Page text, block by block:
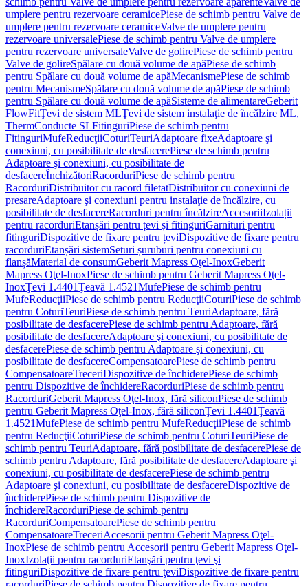
umplere pentru rezervoare ceramicePiese de schimb pentru Valve de
umplere pentru rezervoare ceramiceValve de umplere pentru
rezervoare universalePiese de schimb pentru Valve de umplere
pentru rezervoare universaleValve de golirePiese de schimb pentru
Valve de golireSpălare cu două volume de apăPiese de schimb
pentru Spălare cu două volume de apăMecanismePiese de schimb
pentru MecanismeSpălare cu două volume de apăPiese de schimb
pentru Spălare cu două volume de apăSisteme de alimentareGeberit
FlowFitŢevi de sistem MLŢevi de sistem instalaţie de încălzire ML,
ThermConducte SLFitinguriPiese de schimb pentru
FitinguriMufeReducţiiCoturiTeuriAdaptoare fixeAdaptoare şi
conexiuni, cu posibilitate de desfacerePiese de schimb pentru
Adaptoare şi conexiuni, cu posibilitate de
desfacereÎnchizătoriRacorduriPiese de schimb pentru
RacorduriDistribuitor cu racord filetatDistribuitor cu conexiuni de
presareAdaptoare şi conexiuni pentru instalaţie de încălzire, cu
posibilitate de desfacereRacorduri pentru încălzireAccesoriiIzolații
pentru racorduriEtanșări pentru țevi și fitinguriGarnituri pentru
fitinguriDispozitive de fixare pentru țeviDispozitive de fixare pentru
racorduriEtanșări sistemSeturi șuruburi pentru conexiuni cu
flanșăMaterial de consumGeberit Mapress Oţel-InoxGeberit
Mapress Oţel-InoxPiese de schimb pentru Geberit Mapress Oţel-
InoxŢevi 1.4401Ţeavă 1.4521MufePiese de schimb pentru
MufeReducţiiPiese de schimb pentru ReducţiiCoturiPiese de schimb
pentru CoturiTeuriPiese de schimb pentru TeuriAdaptoare, fără
posibilitate de desfacerePiese de schimb pentru Adaptoare, fără
posibilitate de desfacereAdaptoare şi conexiuni, cu posibilitate de
desfacerePiese de schimb pentru Adaptoare şi conexiuni, cu
posibilitate de desfacereCompensatoarePiese de schimb pentru
CompensatoareTreceriDispozitive de închiderePiese de schimb
pentru Dispozitive de închidereRacorduriPiese de schimb pentru
RacorduriGeberit Mapress Oţel-Inox, fără siliconPiese de schimb
pentru Geberit Mapress Oţel-Inox, fără siliconŢevi 1.4401Ţeavă
1.4521MufePiese de schimb pentru MufeReducţiiPiese de schimb
pentru ReducţiiCoturiPiese de schimb pentru CoturiTeuriPiese de
schimb pentru TeuriAdaptoare, fără posibilitate de desfacerePiese de
schimb pentru Adaptoare, fără posibilitate de desfacereAdaptoare şi
conexiuni, cu posibilitate de desfacerePiese de schimb pentru
Adaptoare şi conexiuni, cu posibilitate de desfacereDispozitive de
închiderePiese de schimb pentru Dispozitive de
închidereRacorduriPiese de schimb pentru
RacorduriCompensatoarePiese de schimb pentru
CompensatoareTreceriAccesorii pentru Geberit Mapress Oţel-
InoxPiese de schimb pentru Accesorii pentru Geberit Mapress Oţel-
InoxIzolaţii pentru racorduriEtanşări pentru ţevi şi
fitinguriDispozitive de fixare pentru ţeviDispozitive de fixare pentru